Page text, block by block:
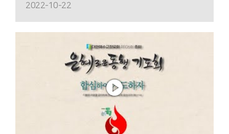
2022-10-22